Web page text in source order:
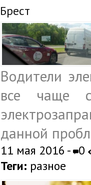
Брест
Водители
все чаще
данной
11 мая 2016 - 0
Теги: разное